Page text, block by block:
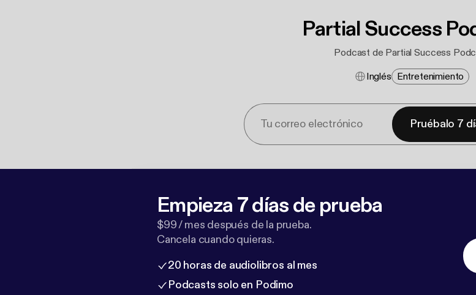
Partial Success
Podcast de Partial Success
Inglés Entretenimiento
Pruébalo 7
Empieza 7 días de prueba
$99 / mes después de la prueba.
Cancela cuando quieras.
20 horas de audiolibros al mes
Podcasts solo en Podimo